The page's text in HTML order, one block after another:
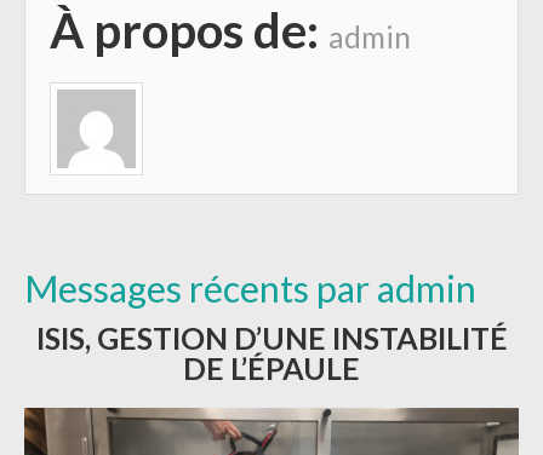
À propos de: admin
Messages récents par admin
ISIS, GESTION D’UNE INSTABILITÉ
DE L’ÉPAULE